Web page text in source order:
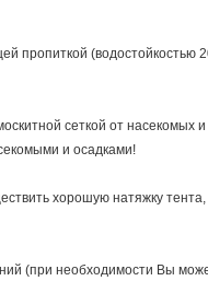
пропиткой (водостойкостью
сеткой от насекомых
и осадками!
хорошую натяжку
(при необходимости Вы